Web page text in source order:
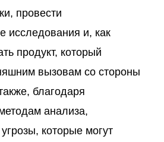
провести
исследования и, как
продукт, который
вызовам со стороны
благодаря
анализа,
которые могут